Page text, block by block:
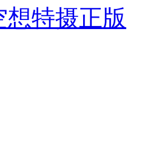
想特摄正版